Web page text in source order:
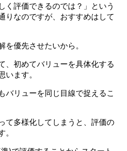
く評価できるのでは？」という
りなのですが、おすすめはして
を優先させたいから。
、初めてバリューを具体化する
います。
バリューを同じ目線で捉えるこ
て多様化してしまうと、評価の